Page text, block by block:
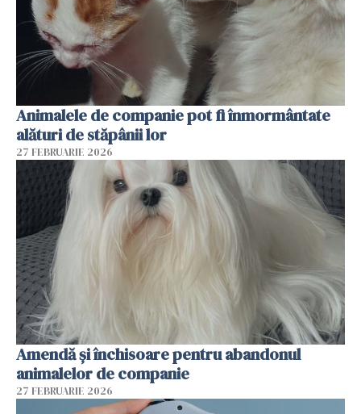
Animalele de companie pot fi înmormântate
alături de stăpânii lor
27 FEBRUARIE 2026
Amendă și închisoare pentru abandonul
animalelor de companie
27 FEBRUARIE 2026